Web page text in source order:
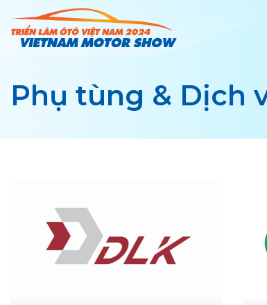
đến
nội
Phụ tùng & Dịch